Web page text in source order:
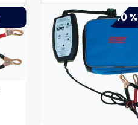
-40 %